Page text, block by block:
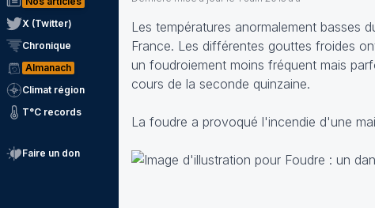
X (Twitter)
Chronique
Almanach
Climat région
T°C records
Faire un don
Les températures anormalement basses
France. Les différentes gouttes froides
un foudroiement moins fréquent mais
cours de la seconde quinzaine.
La foudre a provoqué l'incendie d'une